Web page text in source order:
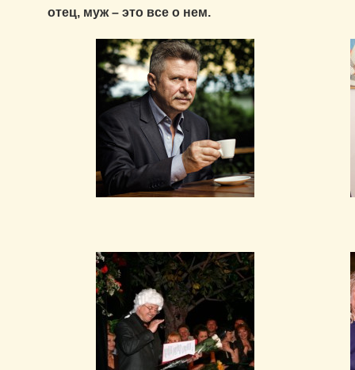
отец, муж – это все о нем.